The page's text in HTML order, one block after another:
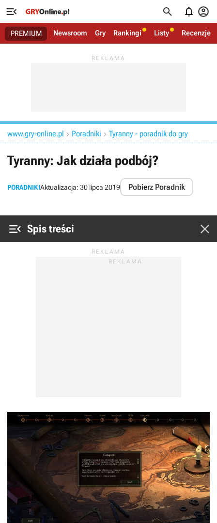
   
PREMIUM Newsroom Gry Rankingi Listy Recenzje
www.gry-online.pl  Poradniki  Tyranny - poradnik do gry
Tyranny: Jak działa podbój?
PORADNIKIAktualizacja: 30 lipca 2019 Pobierz Poradnik
 Spis treści 